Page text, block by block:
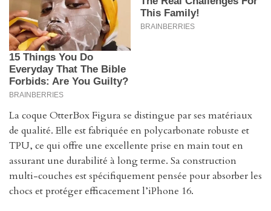
La coque OtterBox Figura se distingue par ses matériaux
de qualité. Elle est fabriquée en polycarbonate robuste et
TPU, ce qui offre une excellente prise en main tout en
assurant une durabilité à long terme. Sa construction
multi-couches est spécifiquement pensée pour absorber les
chocs et protéger efficacement l’iPhone 16.